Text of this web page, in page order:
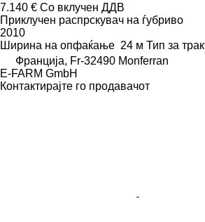
7.140 € Со вклучен ДДВ
Приклучен распрскувач на ѓубриво
2010
Ширина на опфаќање 24 м Тип за
Франција, Fr-32490 Monferran
E-FARM GmbH
Контактирајте го продавачот